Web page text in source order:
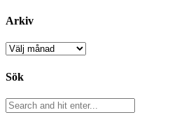
Arkiv
Arkiv
Sök